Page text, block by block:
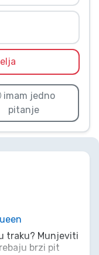
imam jedno
pitanje
traku? Munjeviti
brzi pit